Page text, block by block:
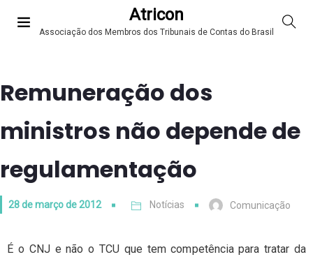
Atricon
Associação dos Membros dos Tribunais de Contas do Brasil
Remuneração dos
ministros não depende de
regulamentação
28 de março de 2012 Notícias Comunicação
É o CNJ e não o TCU que tem competência para tratar da